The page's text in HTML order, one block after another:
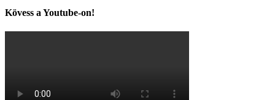
Kövess a Youtube-on!